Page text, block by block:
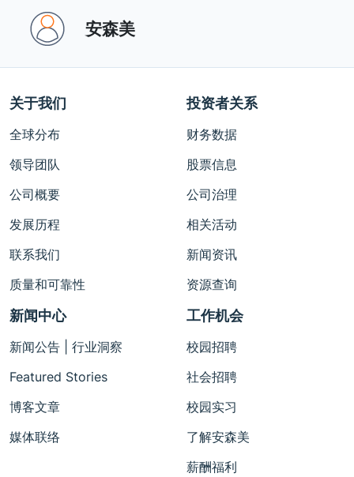
安森美 ‎
关于我们
全球分布
领导团队
公司概要
发展历程
联系我们
质量和可靠性
投资者关系
财务数据
股票信息
公司治理
相关活动
新闻资讯
资源查询
新闻中心
新闻公告 | 行业洞察
Featured Stories
博客文章
媒体联络
工作机会
校园招聘
社会招聘
校园实习
了解安森美
薪酬福利